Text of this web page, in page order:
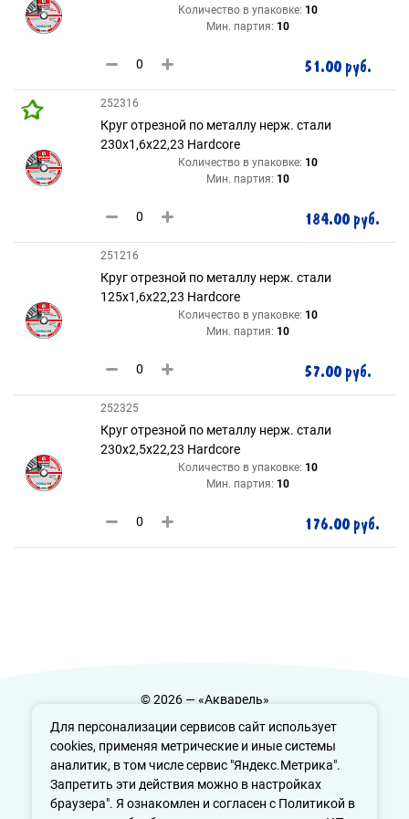
Для персонализации сервисов сайт использует
cookies, применяя метрические и иные системы
аналитик, в том числе сервис "Яндекс.Метрика".
Запретить эти действия можно в настройках
браузера". Я ознакомлен и согласен с Политикой в
Количество в упаковке: 10
Мин. партия: 10
51.00 руб.
252316
Круг отрезной по металлу нерж. стали
230х1,6х22,23 Hardcore
Количество в упаковке: 10
Мин. партия: 10
184.00 руб.
251216
Круг отрезной по металлу нерж. стали
125х1,6х22,23 Hardcore
Количество в упаковке: 10
Мин. партия: 10
57.00 руб.
252325
Круг отрезной по металлу нерж. стали
230х2,5х22,23 Hardcore
Количество в упаковке: 10
Мин. партия: 10
176.00 руб.
© 2026 — «Акварель»
Политика конфиденциальности